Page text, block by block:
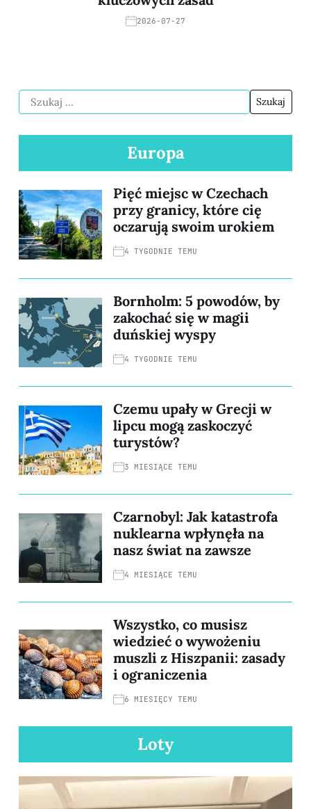
2026-07-27
Europa
Pięć miejsc w Czechach
przy granicy, które cię
oczarują swoim urokiem
4 TYGODNIE TEMU
Bornholm: 5 powodów, by
zakochać się w magii
duńskiej wyspy
4 TYGODNIE TEMU
Czemu upały w Grecji w
lipcu mogą zaskoczyć
turystów?
3 MIESIĄCE TEMU
Czarnobyl: Jak katastrofa
nuklearna wpłynęła na
nasz świat na zawsze
4 MIESIĄCE TEMU
Wszystko, co musisz
wiedzieć o wywożeniu
muszli z Hiszpanii: zasady
i ograniczenia
6 MIESIĘCY TEMU
Loty